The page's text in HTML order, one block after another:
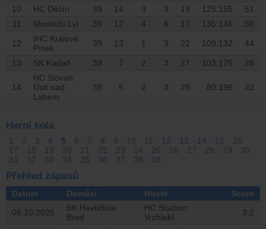
10 HC Děčín 39 14 3 3 19 125:155
51
11
Mostečtí Lvi 39 12 4 6 17 135:146 50
12
IHC Králové
Písek
39 13 1 3 22 109:132 44
13 SK Kadaň 39 7 2 3 27 103:175 28
14
HC Slovan
Ústí nad
Labem
39 5 2 3 29 80:196 22
Herní kola
1 2 3 4 5 6 7 8 9 10 11 12 13 14 15
16
17
18 19 20 21 22 23 24 25 26 27 28 29
30
31
32 33 34 35 36 37 38 39
Přehled zápasů
Datum Domácí Hosté
Score
08.10.2025
BK Havlíčkův
Brod
HC Stadion
Vrchlabí
3:2